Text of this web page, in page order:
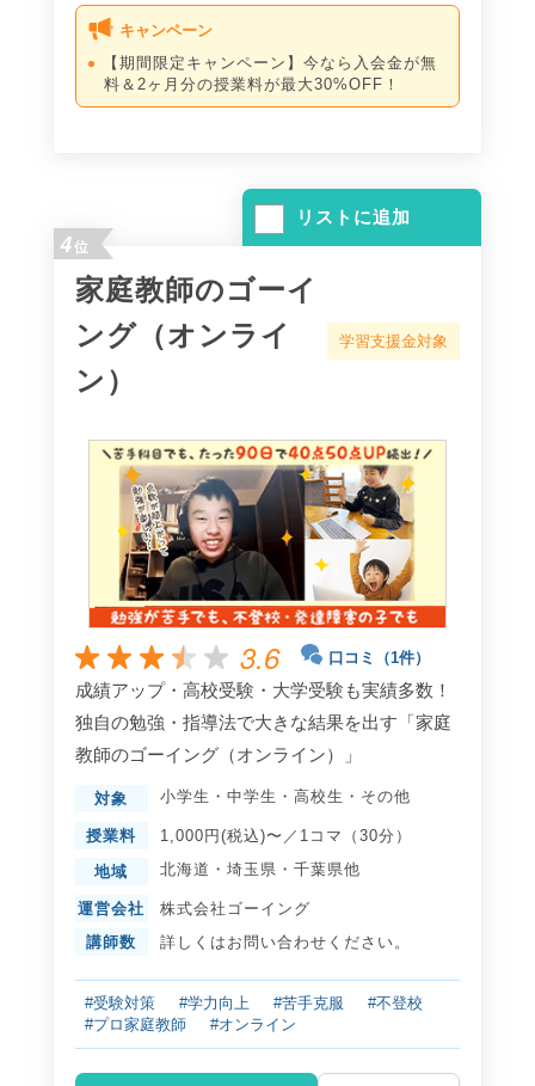
キャンペーン
【期間限定キャンペーン】今なら入会金が無
料＆2ヶ月分の授業料が最大30%OFF！
リストに追加
4位
家庭教師のゴーイ
ング（オンライ
ン）
学習支援金対象
3.6 口コミ（1件）
成績アップ・高校受験・大学受験も実績多数！
独自の勉強・指導法で大きな結果を出す「家庭
教師のゴーイング（オンライン）」
対象 小学生 ・ 中学生 ・ 高校生 ・ その他
授業料 1,000円(税込)〜／1コマ（30分）
地域 北海道 ・ 埼玉県 ・ 千葉県他
運営会社
株式会社ゴーイング
講師数
詳しくはお問い合わせください。
#受験対策 #学力向上 #苦手克服
#不登校
#プロ家庭教師
#オンライン